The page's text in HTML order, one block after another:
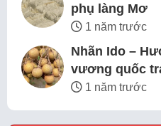
phụ làng Mơ
1 năm trước
Nhãn Ido –
vương quốc
1 năm trước